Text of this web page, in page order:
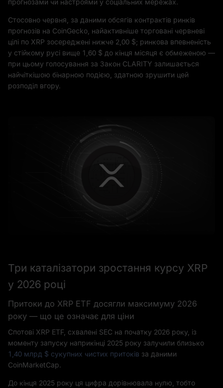
Стосовно червня, за даними обсягів контрактів ринків
прогнозів на CoinGecko, найактивніше торговані червневі
цілі по XRP зосереджені нижче 2,00 $; ринкова впевненість
у стійкому русі вище 1,60 $ до кінця місяця є обмеженою —
при цьому голосування за Закон CLARITY залишається
найчіткішою бінарною подією, здатною зрушити цей
розподіл вгору.
Три каталізатори зростання курсу XRP
у 2026 році
Притоки до XRP ETF досягли максимуму 2026
року — що це означає для ціни
Спотові XRP ETF, схвалені SEC на початку 2026 року, із
моменту запуску наприкінці 2025 року залучили близько
1,40 млрд $ сукупних чистих притоків за даними
CoinMarketCap.
До кінця 2025 року ця цифра дорівнювала нулю, тобто